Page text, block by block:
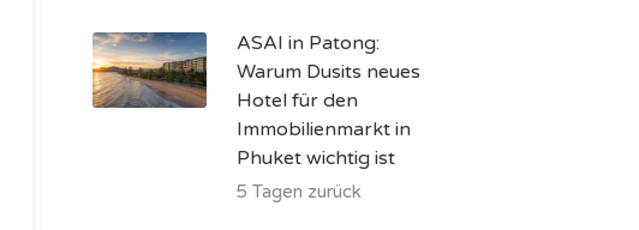
ASAI in Patong:
Warum Dusits neues
Hotel für den
Immobilienmarkt in
Phuket wichtig ist
5 Tagen zurück